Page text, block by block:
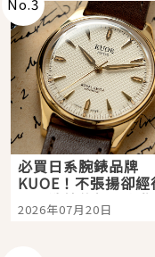
No.3
必買日系腕錶品牌
KUOE！不張揚卻經
時間洗鍊的經典之作
選
2026年07月20日